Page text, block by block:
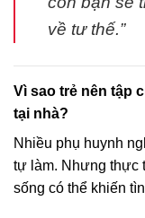
về tư thế.”
Vì sao trẻ nên tập
tại nhà?
Nhiều phụ huynh
tự làm. Nhưng thực
sống có thể khiến